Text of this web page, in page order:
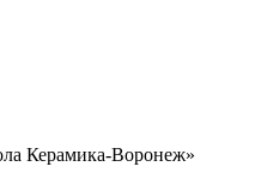
Керамика-Воронеж»